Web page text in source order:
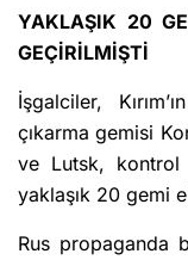
YAKLAŞIK 20
GEÇİRİLMİŞTİ
İşgalciler,
çıkarma gemisi
ve Lutsk, kontrol
yaklaşık 20 gemi
Rus propaganda